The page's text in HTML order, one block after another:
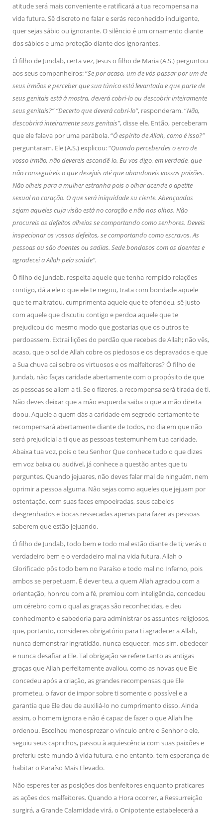
atitude será mais conveniente e ratificará a tua recompensa na
vida futura. Sê discreto no falar e serás reconhecido indulgente,
quer sejas sábio ou ignorante. O silêncio é um ornamento diante
dos sábios e uma proteção diante dos ignorantes.
Ó filho de Jundab, certa vez, Jesus o filho de Maria (A.S.) perguntou
aos seus companheiros: “Se por acaso, um de vós passar por um de
seus irmãos e perceber que sua túnica está levantada e que parte de
seus genitais está à mostra, deverá cobri-lo ou descobrir inteiramente
seus genitais?” “Decerto que deverá cobri-lo”, responderam. “Não,
descobrirá inteiramente seus genitais”, disse ele. Então, perceberam
que ele falava por uma parábola. “Ó espírito de Allah, como é isso?”
perguntaram. Ele (A.S.) explicou: “Quando perceberdes o erro de
vosso irmão, não devereis escondê-lo. Eu vos digo, em verdade, que
não conseguireis o que desejais até que abandoneis vossas paixões.
Não olheis para a mulher estranha pois o olhar acende o apetite
sexual no coração. O que será iniquidade su ciente. Abençoados
sejam aqueles cuja visão está no coração e não nos olhos. Não
procureis os defeitos alheios se comportando como senhores. Deveis
inspecionar os vossos defeitos, se comportando como escravos. As
pessoas ou são doentes ou sadias. Sede bondosos com os doentes e
agradecei a Allah pela saúde”.
Ó filho de Jundab, respeita aquele que tenha rompido relações
contigo, dá a ele o que ele te negou, trata com bondade aquele
que te maltratou, cumprimenta aquele que te ofendeu, sê justo
com aquele que discutiu contigo e perdoa aquele que te
prejudicou do mesmo modo que gostarias que os outros te
perdoassem. Extrai lições do perdão que recebes de Allah; não vês,
acaso, que o sol de Allah cobre os piedosos e os depravados e que
a Sua chuva cai sobre os virtuosos e os malfeitores? Ó filho de
Jundab, não faças caridade abertamente com o propósito de que
as pessoas se aliem a ti. Se o fizeres, a recompensa será tirada de ti.
Não deves deixar que a mão esquerda saiba o que a mão direita
doou. Aquele a quem dás a caridade em segredo certamente te
recompensará abertamente diante de todos, no dia em que não
será prejudicial a ti que as pessoas testemunhem tua caridade.
Abaixa tua voz, pois o teu Senhor Que conhece tudo o que dizes
em voz baixa ou audível, já conhece a questão antes que tu
perguntes. Quando jejuares, não deves falar mal de ninguém, nem
oprimir a pessoa alguma. Não sejas como aqueles que jejuam por
ostentação, com suas faces empoeiradas, seus cabelos
desgrenhados e bocas ressecadas apenas para fazer as pessoas
saberem que estão jejuando.
Ó filho de Jundab, todo bem e todo mal estão diante de ti; verás o
verdadeiro bem e o verdadeiro mal na vida futura. Allah o
Glorificado pôs todo bem no Paraíso e todo mal no Inferno, pois
ambos se perpetuam. É dever teu, a quem Allah agraciou com a
orientação, honrou com a fé, premiou com inteligência, concedeu
um cérebro com o qual as graças são reconhecidas, e deu
conhecimento e sabedoria para administrar os assuntos religiosos,
que, portanto, consideres obrigatório para ti agradecer a Allah,
nunca demonstrar ingratidão, nunca esquecer, mas sim, obedecer
e nunca desafiar a Ele. Tal obrigação se refere tanto as antigas
graças que Allah perfeitamente avaliou, como as novas que Ele
concedeu após a criação, as grandes recompensas que Ele
prometeu, o favor de impor sobre ti somente o possível e a
garantia que Ele deu de auxiliá-lo no cumprimento disso. Ainda
assim, o homem ignora e não é capaz de fazer o que Allah lhe
ordenou. Escolheu menosprezar o vínculo entre o Senhor e ele,
seguiu seus caprichos, passou à aquiescência com suas paixões e
preferiu este mundo à vida futura, e no entanto, tem esperança de
habitar o Paraíso Mais Elevado.
Não esperes ter as posições dos benfeitores enquanto praticares
as ações dos malfeitores. Quando a Hora ocorrer, a Ressurreição
surgirá, a Grande Calamidade virá, o Onipotente estabelecerá a